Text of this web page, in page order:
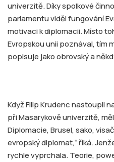
univerzitě. Díky spolkové
parlamentu viděl fungování
motivaci k diplomacii. Místo
Evropskou unii poznával, tím
popisuje jako obrovský a
Když Filip Krudenc nastoupil
při Masarykově univerzitě,
Diplomacie, Brusel, sako,
evropský diplomat,“ říká.
rychle vyprchala. Teorie,